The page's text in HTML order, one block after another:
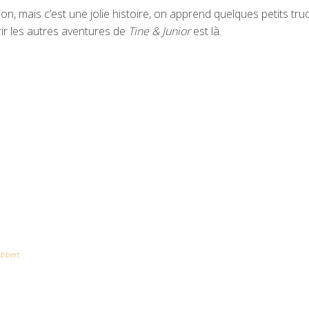
mais c’est une jolie histoire, on apprend quelques petits
les autres aventures de Tine & Juniorest là.